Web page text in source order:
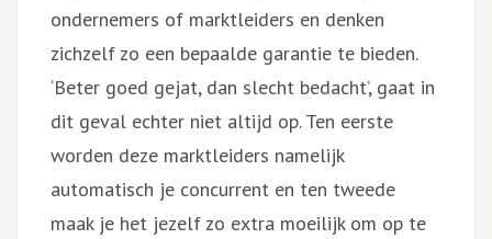
ondernemers of marktleiders en denken
zichzelf zo een bepaalde garantie te bieden.
‘Beter goed gejat, dan slecht bedacht’, gaat in
dit geval echter niet altijd op. Ten eerste
worden deze marktleiders namelijk
automatisch je concurrent en ten tweede
maak je het jezelf zo extra moeilijk om op te